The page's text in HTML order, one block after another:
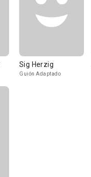
Sig Herzig
Guión Adaptado